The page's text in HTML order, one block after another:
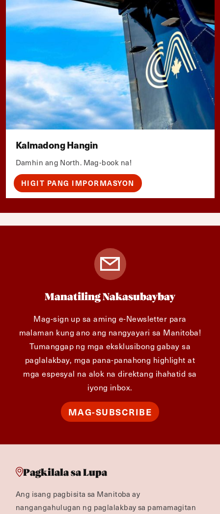
Kalmadong Hangin
Damhin ang North. Mag-book na!
HIGIT PANG IMPORMASYON
Manatiling Nakasubaybay
Mag-sign up sa aming e-Newsletter para
malaman kung ano ang nangyayari sa Manitoba!
Tumanggap ng mga eksklusibong gabay sa
paglalakbay, mga pana-panahong highlight at
mga espesyal na alok na direktang ihahatid sa
iyong inbox.
MAG-SUBSCRIBE
Pagkilala sa Lupa
Ang isang pagbisita sa Manitoba ay
nangangahulugan ng paglalakbay sa pamamagitan